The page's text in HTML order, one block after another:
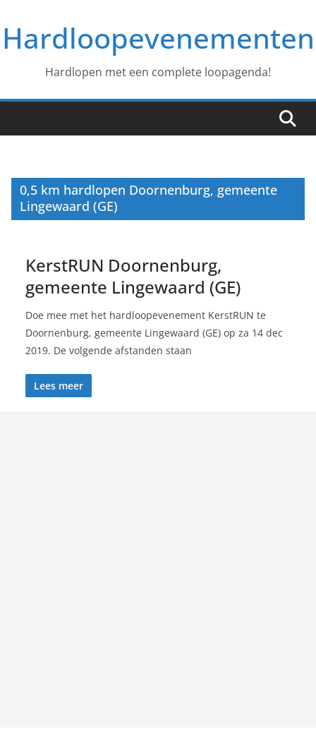
naar
deHardloopevenementen
Hardlopen met een complete loopagenda!
0,5 km hardlopen Doornenburg, gemeente
Lingewaard (GE)
KerstRUN Doornenburg,
gemeente Lingewaard (GE)
Doe mee met het hardloopevenement KerstRUN te
Doornenburg, gemeente Lingewaard (GE) op za 14 dec
2019. De volgende afstanden staan
Lees meer